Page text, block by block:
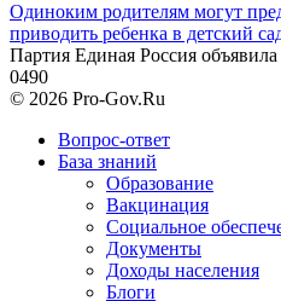
Одиноким родителям могут
приводить ребенка в детский
Партия Единая Россия
0490
© 2026 Pro-Gov.Ru
Вопрос-ответ
База знаний
Образование
Вакцинация
Социальное
Документы
Доходы населения
Блоги